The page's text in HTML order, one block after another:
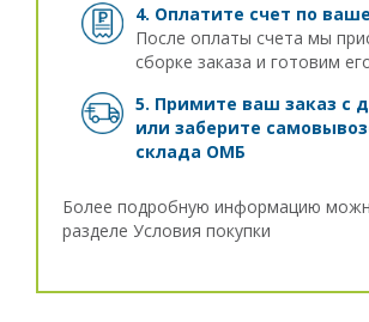
4. Оплатите счет по
После оплаты счета мы
сборке заказа и готовим
5. Примите ваш заказ с
или заберите
склада ОМБ
Более подробную информацию
разделе Условия покупки